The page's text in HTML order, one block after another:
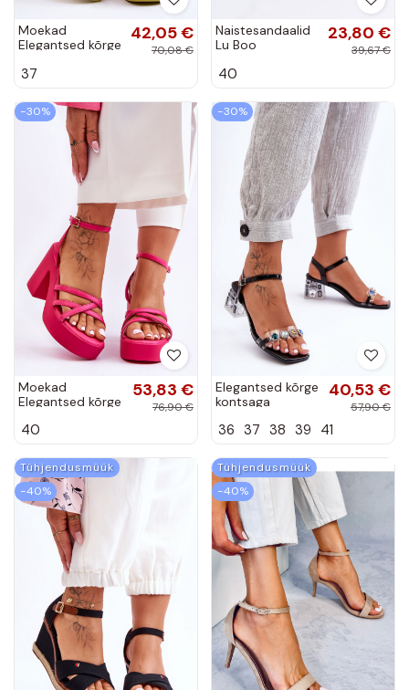
Moekad
Elegantsed kõrge
sandaalid
Shemira
42,05 €
70,08 €
37
Naistesandaalid
Lu Boo
mustad Fall In
23,80 €
39,67 €
40
−30%
Moekad
Elegantsed kõrge
sandaalid
tumeroosad värvi
Shemira
53,83 €
76,90 €
40
−30%
Elegantsed kõrge
kontsaga
kristallidega
MR1037-01
40,53 €
57,90 €
36 37 38 39 41
Tühjendusmüük
−40%
Tühjendusmüük
−40%